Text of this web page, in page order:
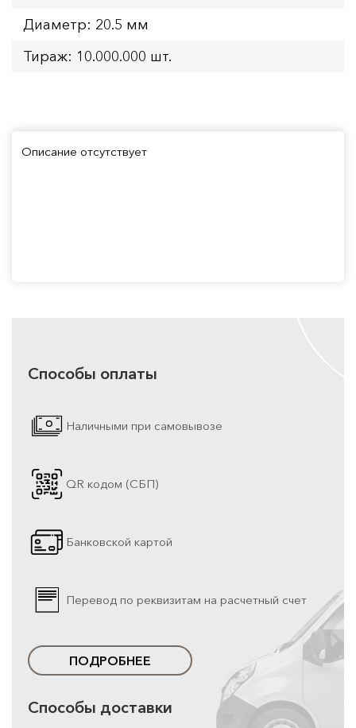
Диаметр: 20.5 мм
Тираж: 10.000.000 шт.
Описание отсутствует
Способы оплаты
Наличными при самовывозе
QR кодом (СБП)
Банковской картой
Перевод по реквизитам на расчетный счет
ПОДРОБНЕЕ
Способы доставки